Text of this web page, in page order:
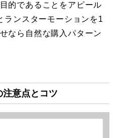
的であることをアピール
ランスターモーションを1
なら自然な購入パターン
意点とコツ